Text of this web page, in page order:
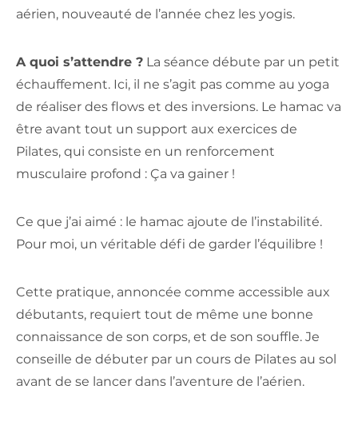
aérien, nouveauté de l’année chez les yogis.
A quoi s’attendre ? La séance débute par un petit
échauffement. Ici, il ne s’agit pas comme au yoga
de réaliser des flows et des inversions. Le hamac va
être avant tout un support aux exercices de
Pilates, qui consiste en un renforcement
musculaire profond : Ça va gainer !
Ce que j’ai aimé : le hamac ajoute de l’instabilité.
Pour moi, un véritable défi de garder l’équilibre !
Cette pratique, annoncée comme accessible aux
débutants, requiert tout de même une bonne
connaissance de son corps, et de son souffle. Je
conseille de débuter par un cours de Pilates au sol
avant de se lancer dans l’aventure de l’aérien.